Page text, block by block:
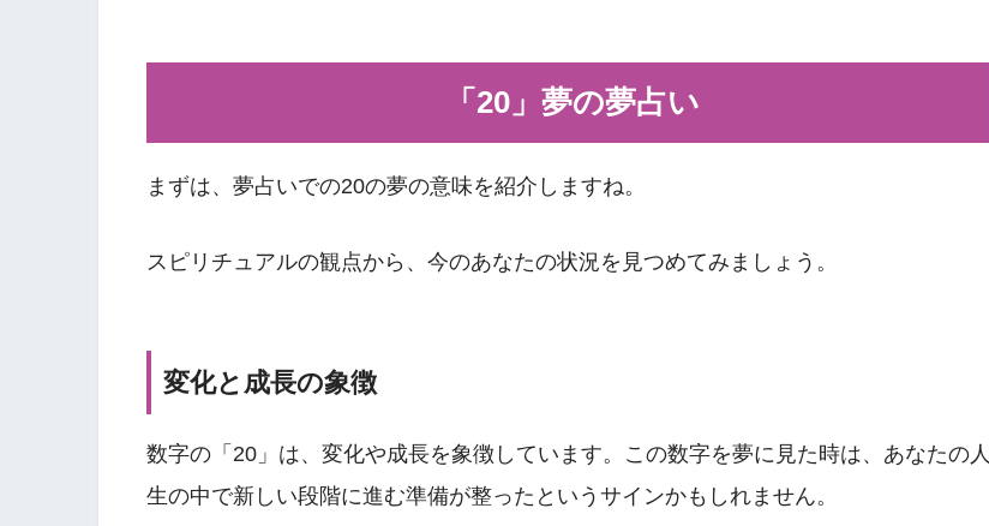
「20」夢の夢占い
まずは、夢占いでの20の夢の意味を紹介しますね。
スピリチュアルの観点から、今のあなたの状況を見つめてみましょう。
変化と成長の象徴
数字の「20」は、変化や成長を象徴しています。この数字を夢に見た時は、あなたの人
生の中で新しい段階に進む準備が整ったというサインかもしれません。